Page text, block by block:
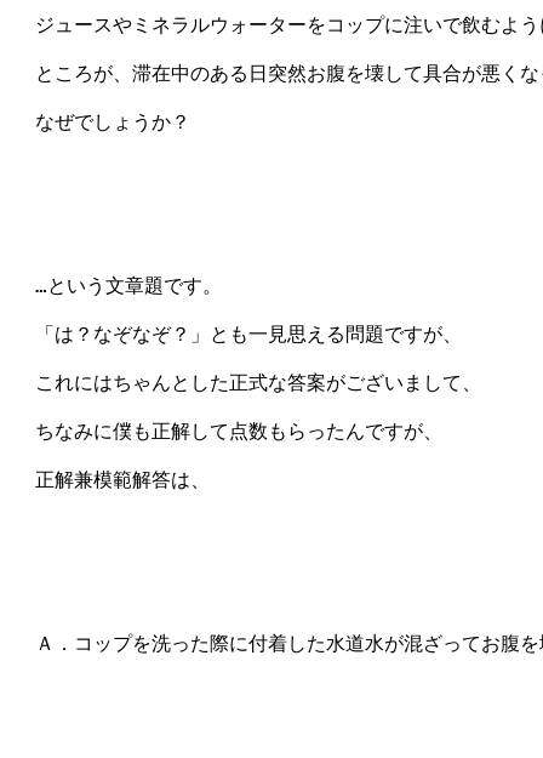
ジュースやミネラルウォーターをコップに注いで飲むよ
ところが、滞在中のある日突然お腹を壊して具合が悪く
なぜでしょうか？
…という文章題です。
「は？なぞなぞ？」とも一見思える問題ですが、
これにはちゃんとした正式な答案がございまして、
ちなみに僕も正解して点数もらったんですが、
正解兼模範解答は、
Ａ．コップを洗った際に付着した水道水が混ざってお腹